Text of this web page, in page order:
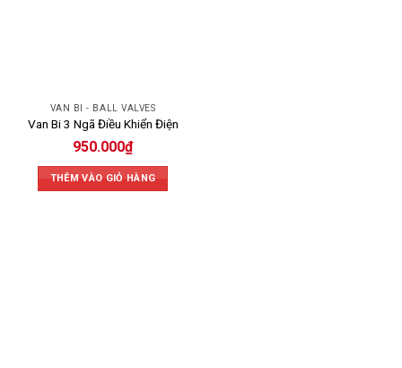
VAN BI - BALL VALVES
Van Bi 3 Ngã Điều Khiển Điện
950.000₫
THÊM VÀO GIỎ HÀNG